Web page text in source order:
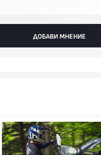
ДОБАВИ МНЕНИЕ